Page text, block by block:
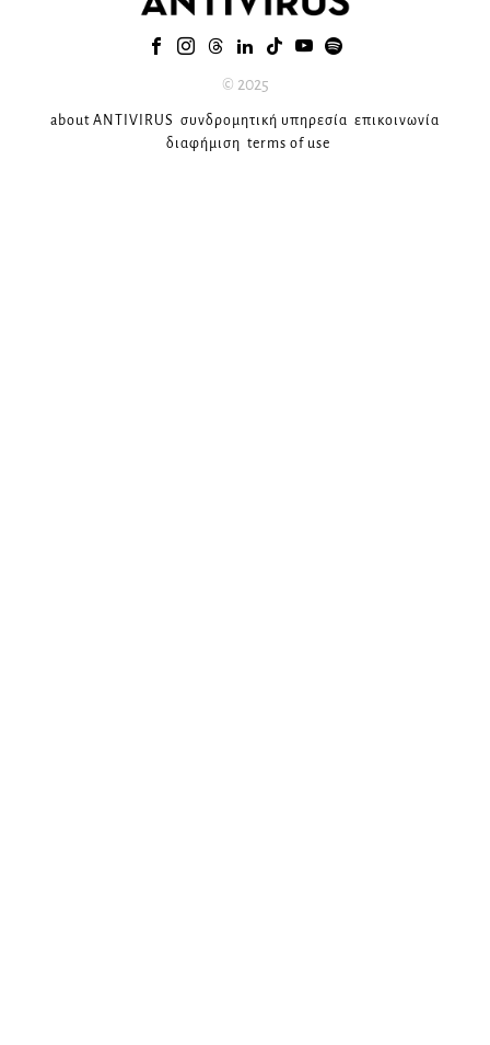
© 2025
about ANTIVIRUS συνδρομητική υπηρεσία επικοινωνία
διαφήμιση terms of use